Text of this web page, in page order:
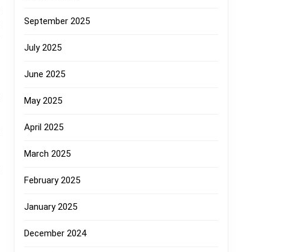
September 2025
July 2025
June 2025
May 2025
April 2025
March 2025
February 2025
January 2025
December 2024